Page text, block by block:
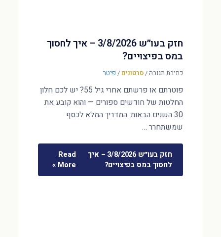
חזק בעו״ש 3/8/2026 – איך לחסוך
במס בפיצויים?
כתיבת תגובה/סרטונים / פיטר
פוטרתם או פרשתם אחרי גיל 55? יש לכם חלון
החלטות של חודשים ספורים — והוא קובע את
30 השנים הבאות. המדריך המלא לכסף
שמשתחרר …
חזק בעו״ש 3/8/2026 – איך
לחסוך במס בפיצויים?
Read
More »